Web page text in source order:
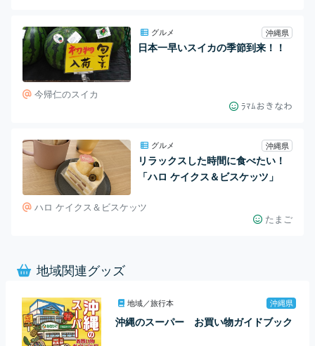
グルメ 沖縄県
日本一早いスイカの季節到来！！
今帰仁のスイカ
ﾗﾏﾑおきなわ
グルメ 沖縄県
リラックスした時間に食べたい！
「ハロ ケイクス＆ビスケッツ」
ハロ ケイクス＆ビスケッツ
たまご
地域関連グッズ
地域／旅行本 沖縄県
沖縄のスーパー お買い物ガイドブック